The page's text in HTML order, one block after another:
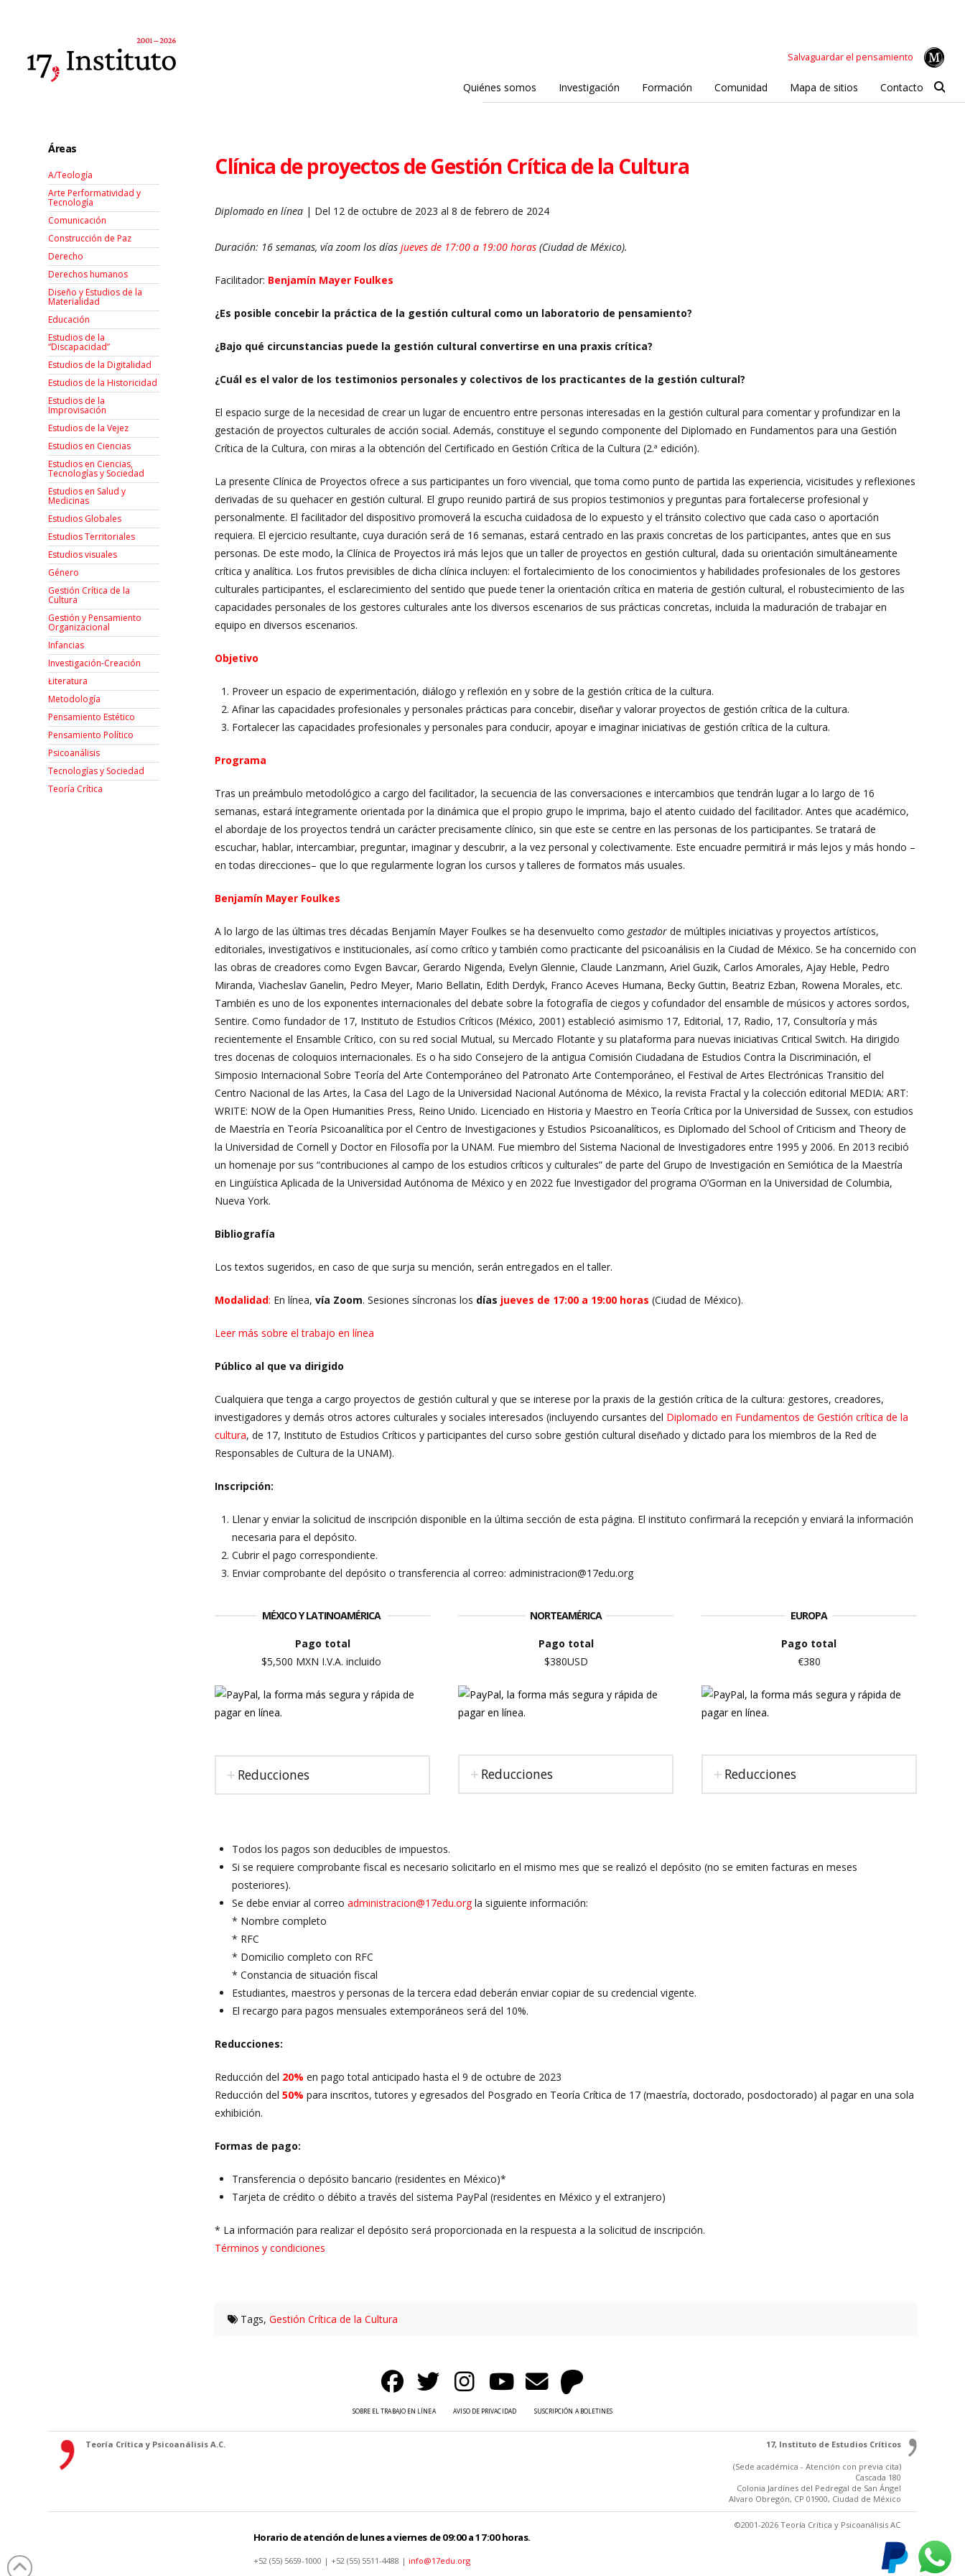
Salvaguardar el pensamiento
Quiénes somos Investigación Formación Comunidad Mapa de sitios Contacto
Clínica de proyectos de Gestión Crítica de la Cultura
Diplomado en línea | Del 12 de octubre de 2023 al 8 de febrero de 2024
Duración: 16 semanas, vía zoom los díasjueves de 17:00 a 19:00 horas (Ciudad de México).
Facilitador: Benjamín Mayer Foulkes
¿Es posible concebir la práctica de la gestión cultural como un laboratorio de pensamiento?
¿Bajo qué circunstancias puede la gestión cultural convertirse en una praxis crítica?
¿Cuál es el valor de los testimonios personales y colectivos de los practicantes de la gestión cultural?
El espacio surge de la necesidad de crear un lugar de encuentro entre personas interesadas en la gestión cultural para comentar y profundizar en la
gestación de proyectos culturales de acción social. Además, constituye el segundo componente del Diplomado en Fundamentos para una Gestión
Crítica de la Cultura, con miras a la obtención del Certificado en Gestión Crítica de la Cultura (2.ª edición).
La presente Clínica de Proyectos ofrece a sus participantes un foro vivencial, que toma como punto de partida las experiencia, vicisitudes y reflexiones
derivadas de su quehacer en gestión cultural. El grupo reunido partirá de sus propios testimonios y preguntas para fortalecerse profesional y
personalmente. El facilitador del dispositivo promoverá la escucha cuidadosa de lo expuesto y el tránsito colectivo que cada caso o aportación
requiera. El ejercicio resultante, cuya duración será de 16 semanas, estará centrado en las praxis concretas de los participantes, antes que en sus
personas. De este modo, la Clínica de Proyectos irá más lejos que un taller de proyectos en gestión cultural, dada su orientación simultáneamente
crítica y analítica. Los frutos previsibles de dicha clínica incluyen: el fortalecimiento de los conocimientos y habilidades profesionales de los gestores
culturales participantes, el esclarecimiento del sentido que puede tener la orientación crítica en materia de gestión cultural, el robustecimiento de las
capacidades personales de los gestores culturales ante los diversos escenarios de sus prácticas concretas, incluida la maduración de trabajar en
equipo en diversos escenarios.
Objetivo
Proveer un espacio de experimentación, diálogo y reflexión en y sobre de la gestión crítica de la cultura.
Afinar las capacidades profesionales y personales prácticas para concebir, diseñar y valorar proyectos de gestión crítica de la cultura.
Fortalecer las capacidades profesionales y personales para conducir, apoyar e imaginar iniciativas de gestión crítica de la cultura.
Programa
Tras un preámbulo metodológico a cargo del facilitador, la secuencia de las conversaciones e intercambios que tendrán lugar a lo largo de 16
semanas, estará íntegramente orientada por la dinámica que el propio grupo le imprima, bajo el atento cuidado del facilitador.Antes que académico,
el abordaje de los proyectos tendrá un carácter precisamente clínico, sin que este se centre en las personas de los participantes. Se tratará de
escuchar, hablar, intercambiar, preguntar, imaginar y descubrir, a la vez personal y colectivamente. Este encuadre permitirá ir más lejos y más hondo –
en todas direcciones– que lo que regularmente logran los cursos y talleres de formatos más usuales.
Benjamín Mayer Foulkes
A lo largo de las últimas tres décadas Benjamín Mayer Foulkes se ha desenvuelto como gestadorde múltiples iniciativas y proyectos artísticos,
editoriales, investigativos e institucionales, así como crítico y también como practicante del psicoanálisis en la Ciudad de México. Se ha concernido con
las obras de creadores como Evgen Bavcar, Gerardo Nigenda, Evelyn Glennie, Claude Lanzmann, Ariel Guzik, Carlos Amorales, Ajay Heble, Pedro
Miranda, Viacheslav Ganelin, Pedro Meyer, Mario Bellatin, Edith Derdyk, Franco Aceves Humana, Becky Guttin, Beatriz Ezban, Rowena Morales, etc.
También es uno de los exponentes internacionales del debate sobre la fotografía de ciegos y cofundador del ensamble de músicos y actores sordos,
Sentire. Como fundador de 17, Instituto de Estudios Críticos (México, 2001) estableció asimismo 17, Editorial, 17, Radio, 17, Consultoría y más
recientemente el Ensamble Crítico, con su red social Mutual, su Mercado Flotante y su plataforma para nuevas iniciativas Critical Switch. Ha dirigido
tres docenas de coloquios internacionales. Es o ha sido Consejero de la antigua Comisión Ciudadana de Estudios Contra la Discriminación, el
Simposio Internacional Sobre Teoría del Arte Contemporáneo del Patronato Arte Contemporáneo, el Festival de Artes Electrónicas Transitio del
Centro Nacional de las Artes, la Casa del Lago de la Universidad Nacional Autónoma de México, la revista Fractal y la colección editorial MEDIA: ART:
WRITE: NOW de la Open Humanities Press, Reino Unido. Licenciado en Historia y Maestro en Teoría Crítica por la Universidad de Sussex, con estudios
de Maestría en Teoría Psicoanalítica por el Centro de Investigaciones y Estudios Psicoanalíticos, es Diplomado del School of Criticism and Theory de
la Universidad de Cornell y Doctor en Filosofía por la UNAM. Fue miembro del Sistema Nacional de Investigadores entre 1995 y 2006. En 2013 recibió
un homenaje por sus “contribuciones al campo de los estudios críticos y culturales” de parte del Grupo de Investigación en Semiótica de la Maestría
en Lingüística Aplicada de la Universidad Autónoma de México y en 2022 fue Investigador del programa O’Gorman en la Universidad de Columbia,
Nueva York.
Bibliografía
Los textos sugeridos, en caso de que surja su mención, serán entregados en el taller.
Modalidad: En línea,vía Zoom. Sesiones síncronas los días jueves de 17:00 a 19:00 horas (Ciudad de México).
Leer más sobre el trabajo en línea
Público al que va dirigido
Cualquiera que tenga a cargo proyectos de gestión cultural y que se interese por la praxis de la gestión crítica de la cultura: gestores, creadores,
investigadores y demás otros actores culturales y sociales interesados (incluyendo cursantes del Diplomado en Fundamentos de Gestión crítica de la
cultura, de 17, Instituto de Estudios Críticos y participantes del curso sobre gestión cultural diseñado y dictado para los miembros de la Red de
Responsables de Cultura de la UNAM).
Inscripción:
Llenar y enviar la solicitud de inscripción disponible en la última sección de esta página. El instituto confirmará la recepción y enviará la información
necesaria para el depósito.
Cubrir el pago correspondiente.
Enviar comprobante del depósito o transferencia al correo: administracion@17edu.org
MÉXICO Y LATINOAMÉRICA
Pago total
$5,500 MXN I.V.A. incluido
Reducciones
NORTEAMÉRICA
Pago total
$380USD
Reducciones
EUROPA
Pago total
€380
Reducciones
Todos los pagos son deducibles de impuestos.
Si se requiere comprobante fiscal es necesario solicitarlo en el mismo mes que se realizó el depósito (no se emiten facturas en meses
posteriores).
Se debe enviar al correo administracion@17edu.orgla siguiente información:
* Nombre completo
* RFC
* Domicilio completo con RFC
* Constancia de situación fiscal
Estudiantes, maestros y personas de la tercera edad deberán enviar copiar de su credencial vigente.
El recargo para pagos mensuales extemporáneos será del 10%.
Reducciones:
Reducción del 20%en pago total anticipado hasta el 9 de octubre de 2023
Reducción del50% para inscritos, tutores y egresados del Posgrado en Teoría Crítica de 17 (maestría, doctorado, posdoctorado) al pagar en una sola
exhibición.
Formas de pago:
Transferencia o depósito bancario (residentes en México)*
Tarjeta de crédito o débito a través del sistema PayPal (residentes en México y el extranjero)
* La información para realizar el depósito será proporcionada en la respuesta a la solicitud de inscripción.
Términos y condiciones
Tags,Gestión Crítica de la Cultura
Áreas
A/Teología
Arte Performatividad y
Tecnología
Comunicación
Construcción de Paz
Derecho
Derechos humanos
Diseño y Estudios de la
Materialidad
Educación
Estudios de la
“Discapacidad”
Estudios de la Digitalidad
Estudios de la Historicidad
Estudios de la
Improvisación
Estudios de la Vejez
Estudios en Ciencias
Estudios en Ciencias,
Tecnologías y Sociedad
Estudios en Salud y
Medicinas
Estudios Globales
Estudios Territoriales
Estudios visuales
Género
Gestión Crítica de la
Cultura
Gestión y Pensamiento
Organizacional
Infancias
Investigación-Creación
Łiteratura
Metodología
Pensamiento Estético
Pensamiento Político
Psicoanálisis
Tecnologías y Sociedad
Teoría Crítica
SOBRE EL TRABAJO EN LÍNEA AVISO DE PRIVACIDAD SUSCRIPCIÓN A BOLETINES
Teoría Crítica y Psicoanálisis A.C. 17, Instituto de Estudios Críticos
(Sede académica - Atención con previa cita)
Cascada 180
Colonia Jardínes del Pedregal de San Ángel
Alvaro Obregón, CP 01900, Ciudad de México
Horario de atención de lunes a viernes de 09:00 a 17:00 horas.
+52 (55) 5659-1000 | +52 (55) 5511-4488 | info@17edu.org
©2001-2026 Teoría Crítica y Psicoanálisis AC